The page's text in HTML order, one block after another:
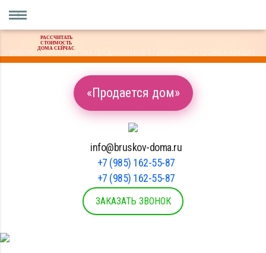
Оплата материала только после проверки качества на вашем
участке. Работаем без предоплаты в 17 регионах! Строим в кредит.
«Продается дом»
info@bruskov-doma.ru
+7 (985) 162-55-87
+7 (985) 162-55-87
ЗАКАЗАТЬ ЗВОНОК
РАССЧИТАТЬ
СТОИМОСТЬ
ДОМА СЕЙЧАС